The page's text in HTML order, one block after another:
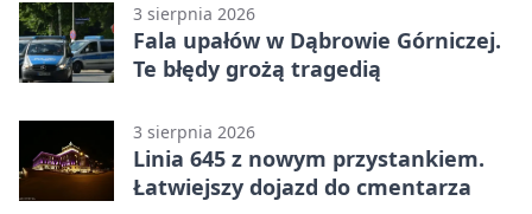
3 sierpnia 2026
Fala upałów w Dąbrowie Górniczej.
Te błędy grożą tragedią
3 sierpnia 2026
Linia 645 z nowym przystankiem.
Łatwiejszy dojazd do cmentarza